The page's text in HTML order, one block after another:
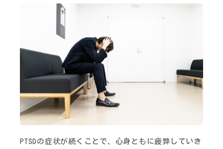
PTSDの症状が続くことで、心身ともに疲弊していき